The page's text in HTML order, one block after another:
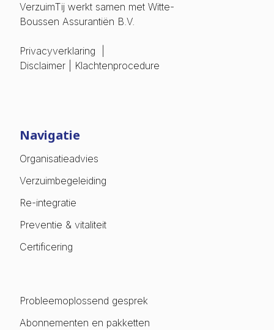
VerzuimTij werkt samen met Witte-
Boussen Assurantiën B.V.
Privacyverklaring
Disclaimer
Klachtenprocedure
Navigatie
Organisatieadvies
Verzuimbegeleiding
Re-integratie
Preventie & vitaliteit
Certificering
Probleemoplossend gesprek
Abonnementen en pakketten